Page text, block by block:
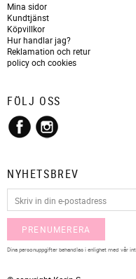
Mina sidor
Kundtjänst
Köpvillkor
Hur handlar jag?
Reklamation och retur
policy och cookies
FÖLJ OSS
NYHETSBREV
PRENUMERERA
Dina personuppgifter behandlas i enlighet med vår